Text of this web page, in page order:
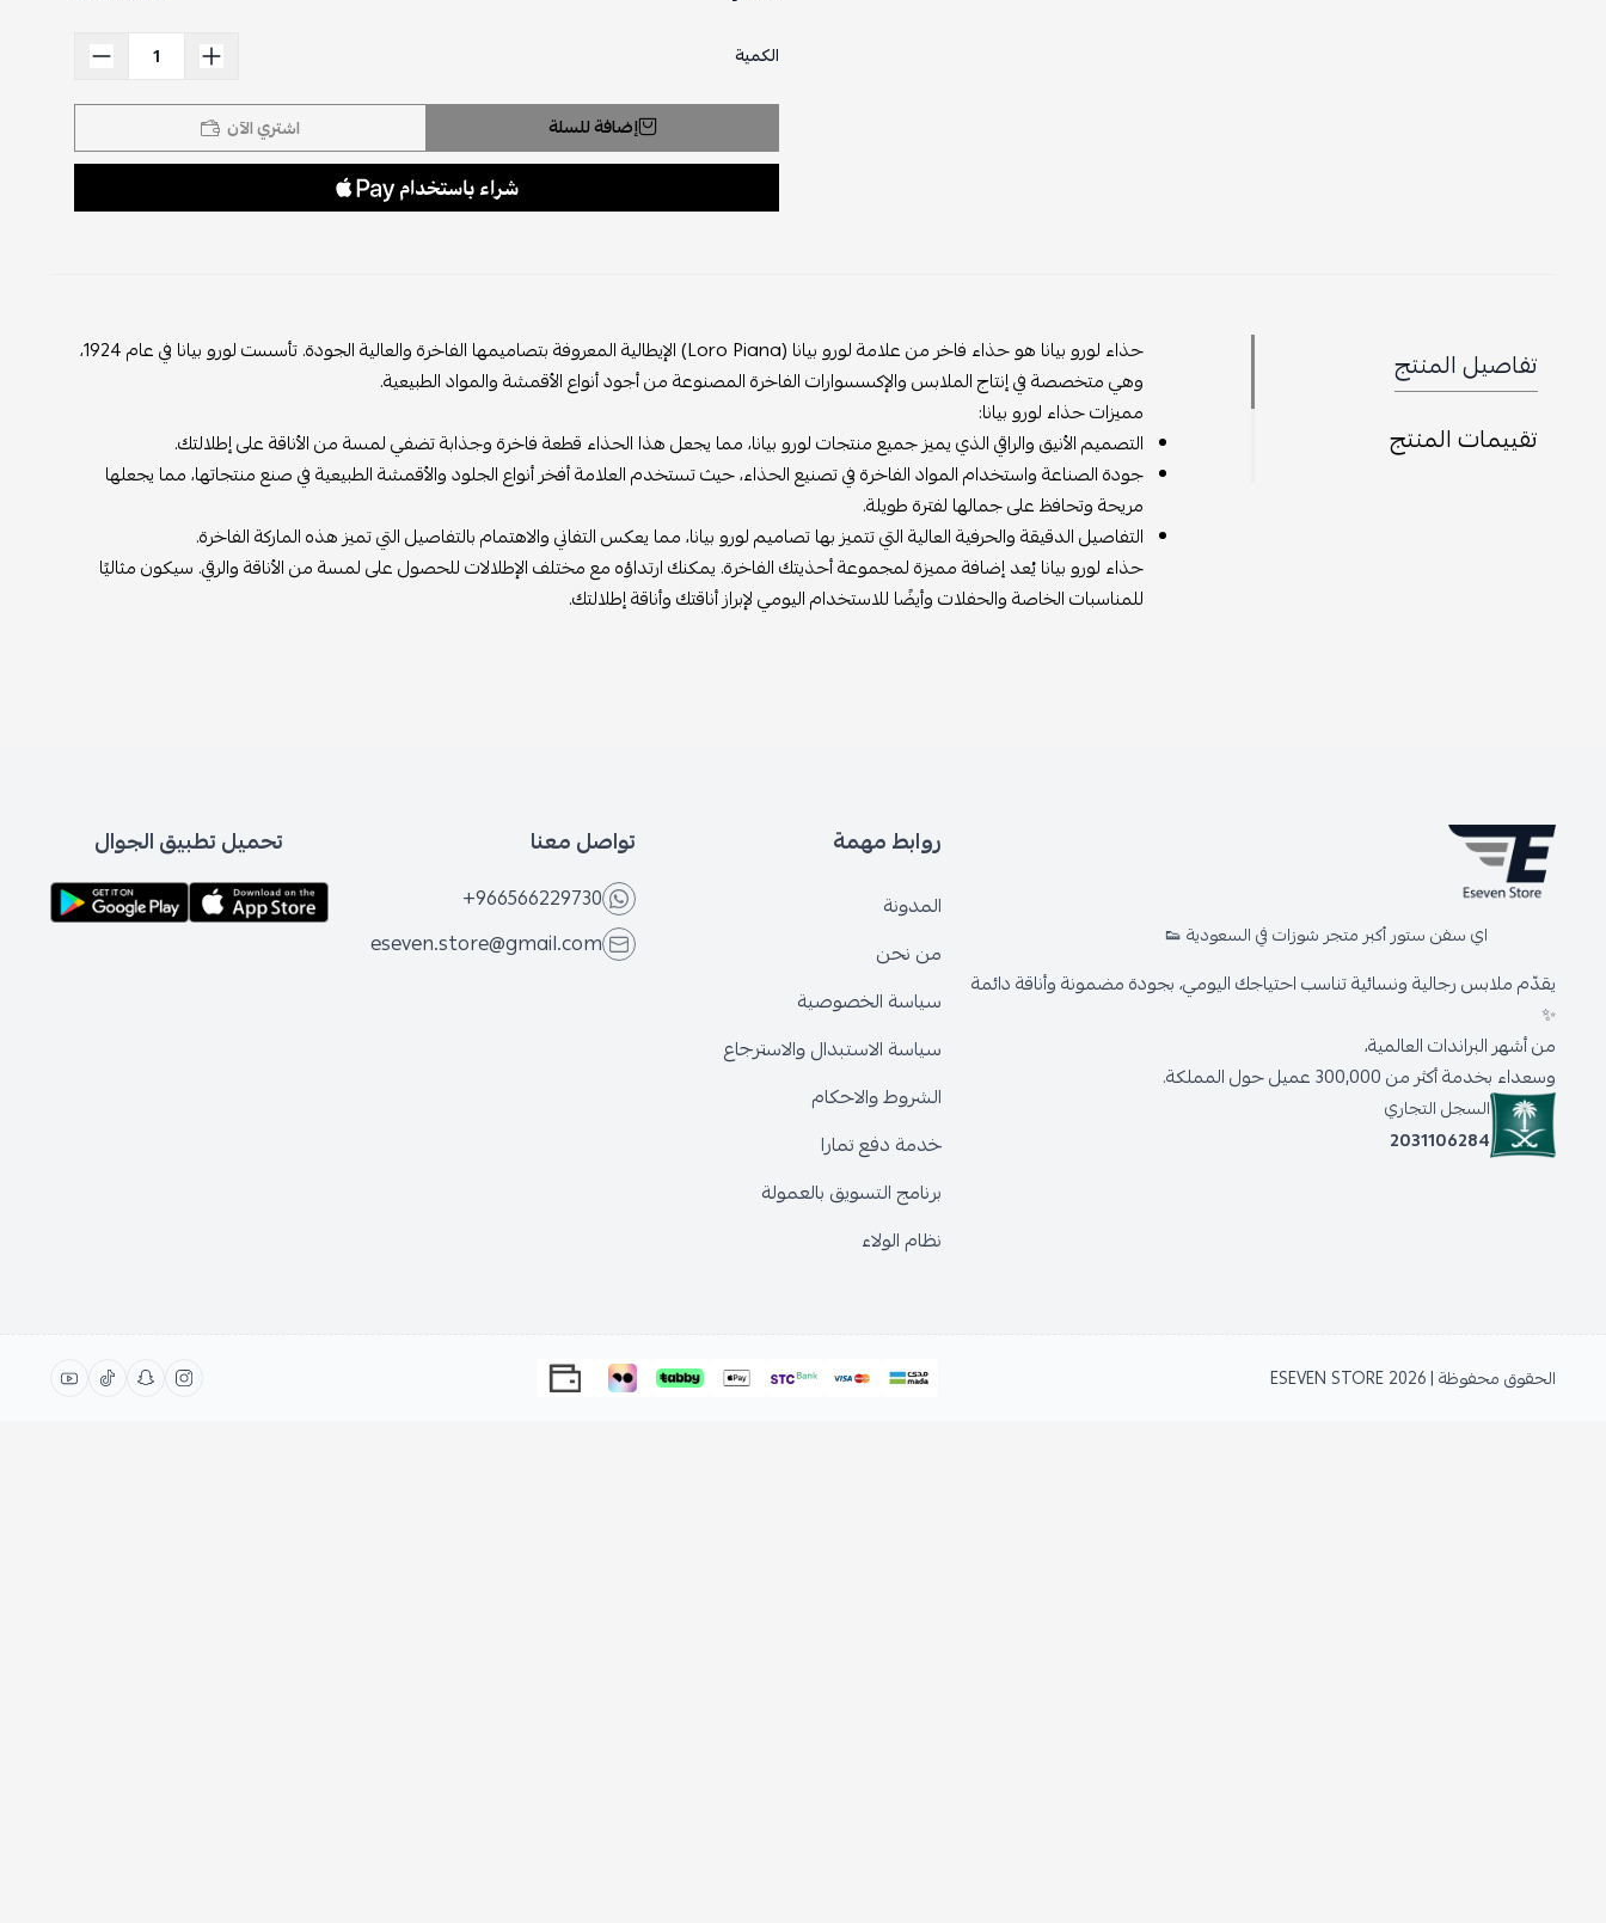
الكمية
إضافة للسلة اشتري الآن
تفاصيل المنتج
تقييمات المنتج
حذاء لورو بيانا هو حذاء فاخر من علامة لورو بيانا (Loro Piana) الإيطالية المعروفة بتصاميمها الفاخرة والعالية الجودة. تأسست لورو بيانا في عام 1924،
وهي متخصصة في إنتاج الملابس والإكسسوارات الفاخرة المصنوعة من أجود أنواع الأقمشة والمواد الطبيعية.
مميزات حذاء لورو بيانا:
التصميم الأنيق والراقي الذي يميز جميع منتجات لورو بيانا، مما يجعل هذا الحذاء قطعة فاخرة وجذابة تضفي لمسة من الأناقة على إطلالتك.
جودة الصناعة واستخدام المواد الفاخرة في تصنيع الحذاء، حيث تستخدم العلامة أفخر أنواع الجلود والأقمشة الطبيعية في صنع منتجاتها، مما يجعلها
مريحة وتحافظ على جمالها لفترة طويلة.
التفاصيل الدقيقة والحرفية العالية التي تتميز بها تصاميم لورو بيانا، مما يعكس التفاني والاهتمام بالتفاصيل التي تميز هذه الماركة الفاخرة.
حذاء لورو بيانا يُعد إضافة مميزة لمجموعة أحذيتك الفاخرة. يمكنك ارتداؤه مع مختلف الإطلالات للحصول على لمسة من الأناقة والرقي. سيكون مثاليًا
للمناسبات الخاصة والحفلات وأيضًا للاستخدام اليومي لإبراز أناقتك وأناقة إطلالتك.
اي سفن ستور أكبر متجر شوزات في السعودية 👟
يقدّم ملابس رجالية ونسائية تناسب احتياجك اليومي، بجودة مضمونة وأناقة دائمة
✨
من أشهر البراندات العالمية،
وسعداء بخدمة أكثر من 300,000 عميل حول المملكة.
السجل التجاري
2031106284
روابط مهمة
المدونة
من نحن
سياسة الخصوصية
سياسة الاستبدال والاسترجاع
الشروط والاحكام
خدمة دفع تمارا
برنامج التسويق بالعمولة
نظام الولاء
تواصل معنا
+966566229730
eseven.store@gmail.com
تحميل تطبيق الجوال
الحقوق محفوظة | 2026 ESEVEN STORE